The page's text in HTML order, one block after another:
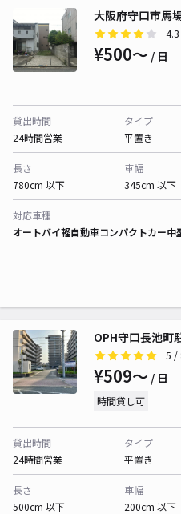
大阪府守口市馬
4.3
¥500〜 / 日
貸出時間
24時間営業
タイプ
平置き
長さ
780cm 以下
車幅
345cm 以下
対応車種
オートバイ軽自動車コンパクトカー中
OPH守口長池町
5 /
¥509〜 / 日
時間貸し可
貸出時間
24時間営業
タイプ
平置き
長さ
500cm 以下
車幅
200cm 以下